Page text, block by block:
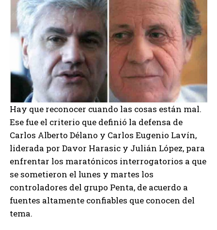
Hay que reconocer cuando las cosas están mal.
Ese fue el criterio que definió la defensa de
Carlos Alberto Délano y Carlos Eugenio Lavín,
liderada por Davor Harasic y Julián López, para
enfrentar los maratónicos interrogatorios a que
se sometieron el lunes y martes los
controladores del grupo Penta, de acuerdo a
fuentes altamente confiables que conocen del
tema.